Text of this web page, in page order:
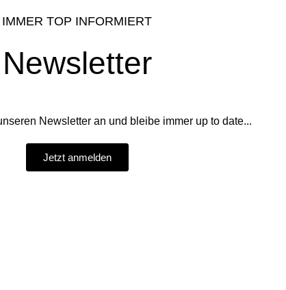
IMMER TOP INFORMIERT
Newsletter
Newsletter an und bleibe immer up to date...
Jetzt anmelden